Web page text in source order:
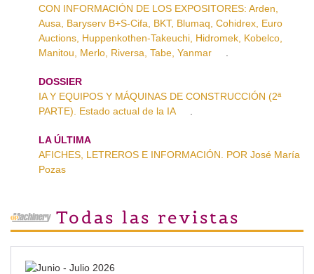
CON INFORMACIÓN DE LOS EXPOSITORES: Arden,
Ausa, Baryserv B+S-Cifa, BKT, Blumaq, Cohidrex, Euro
Auctions, Huppenkothen-Takeuchi, Hidromek, Kobelco,
Manitou, Merlo, Riversa, Tabe, Yanmar
DOSSIER
IA Y EQUIPOS Y MÁQUINAS DE CONSTRUCCIÓN (2ª
PARTE). Estado actual de la IA
LA ÚLTIMA
AFICHES, LETREROS E INFORMACIÓN. POR José María
Pozas
Todas las revistas